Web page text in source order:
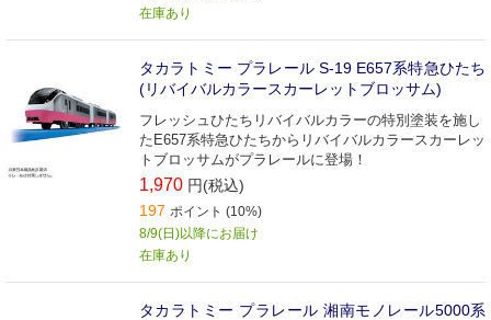
在庫あり
タカラトミー プラレール S-19 E657系特急ひたち
(リバイバルカラースカーレットブロッサム)
フレッシュひたちリバイバルカラーの特別塗装を施し
たE657系特急ひたちからリバイバルカラースカーレッ
トブロッサムがプラレールに登場！
1,970 円(税込)
197 ポイント (10%)
8/9(日)以降にお届け
在庫あり
タカラトミー プラレール 湘南モノレール5000系